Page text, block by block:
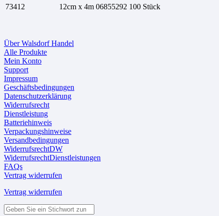
73412
12cm x 4m 06855292 100 Stück
Über Walsdorf Handel
Alle Produkte
Mein Konto
Support
Impressum
Geschäftsbedingungen
Datenschutzerklärung
Widerrufsrecht
Dienstleistung
Batteriehinweis
Verpackungshinweise
Versandbedingungen
WiderrufsrechtDW
WiderrufsrechtDienstleistungen
FAQs
Vertrag widerrufen
Vertrag widerrufen